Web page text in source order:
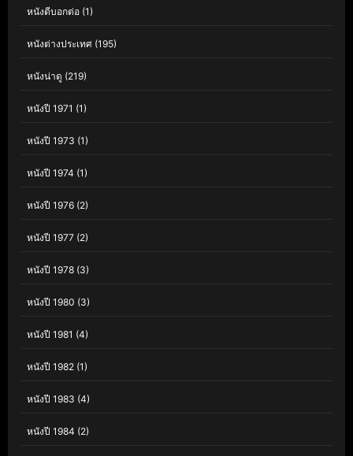
หนังดีบอกต่อ (1)
หนังต่างประเทศ (195)
หนังน่าดู (219)
หนังปี 1971 (1)
หนังปี 1973 (1)
หนังปี 1974 (1)
หนังปี 1976 (2)
หนังปี 1977 (2)
หนังปี 1978 (3)
หนังปี 1980 (3)
หนังปี 1981 (4)
หนังปี 1982 (1)
หนังปี 1983 (4)
หนังปี 1984 (2)